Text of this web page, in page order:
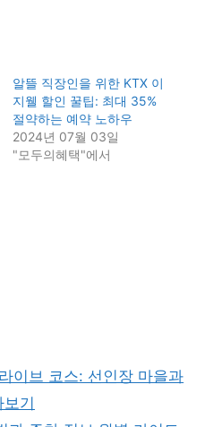
알뜰 직장인을 위한 KTX 이
지웰 할인 꿀팁: 최대 35%
절약하는 예약 노하우
2024년 07월 03일
"모두의혜택"에서
이브 코스: 선인장 마을과
기